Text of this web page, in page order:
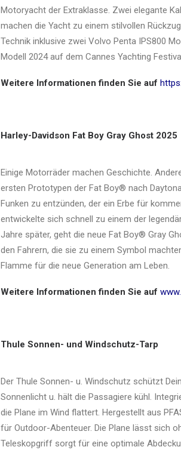
Motoryacht der Extraklasse. Zwei elegante
machen die Yacht zu einem stilvollen
Technik inklusive zwei Volvo Penta IPS800
Modell 2024 auf dem Cannes Yachting
Weitere Informationen finden Sie auf
Harley-Davidson Fat Boy Gray Ghost 2025
Einige Motorräder machen Geschichte.
ersten Prototypen der Fat Boy® nach
Funken zu entzünden, der ein Erbe für
entwickelte sich schnell zu einem der
Jahre später, geht die neue Fat Boy® Gray
den Fahrern, die sie zu einem Symbol
Flamme für die neue Generation am Leben.
Weitere Informationen finden Sie auf
Thule Sonnen- und Windschutz-Tarp
Der Thule Sonnen- u. Windschutz schützt
Sonnenlicht u. hält die Passagiere kühl.
die Plane im Wind flattert. Hergestellt aus
für Outdoor-Abenteuer. Die Plane lässt sich
Teleskopgriff sorgt für eine optimale